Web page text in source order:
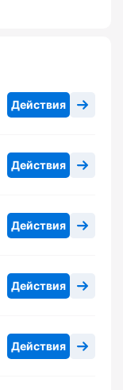
Действия
Действия
Действия
Действия
Действия